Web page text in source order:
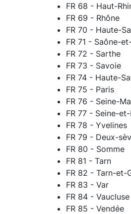
FR 68 - Haut-
FR 69 - Rhône
FR 70 - Haute-
FR 71 - Saône-
FR 72 - Sarthe
FR 73 - Savoie
FR 74 - Haute-
FR 75 - Paris
FR 76 - Seine-
FR 77 - Seine-
FR 78 - Yvelines
FR 79 - Deux-
FR 80 - Somme
FR 81 - Tarn
FR 82 - Tarn-et-
FR 83 - Var
FR 84 - Vaucluse
FR 85 - Vendée